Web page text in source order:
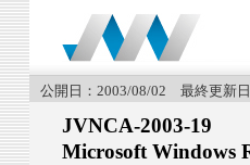
公開日：2003/08/02 最終更新
JVNCA-2003-19
Microsoft Windows